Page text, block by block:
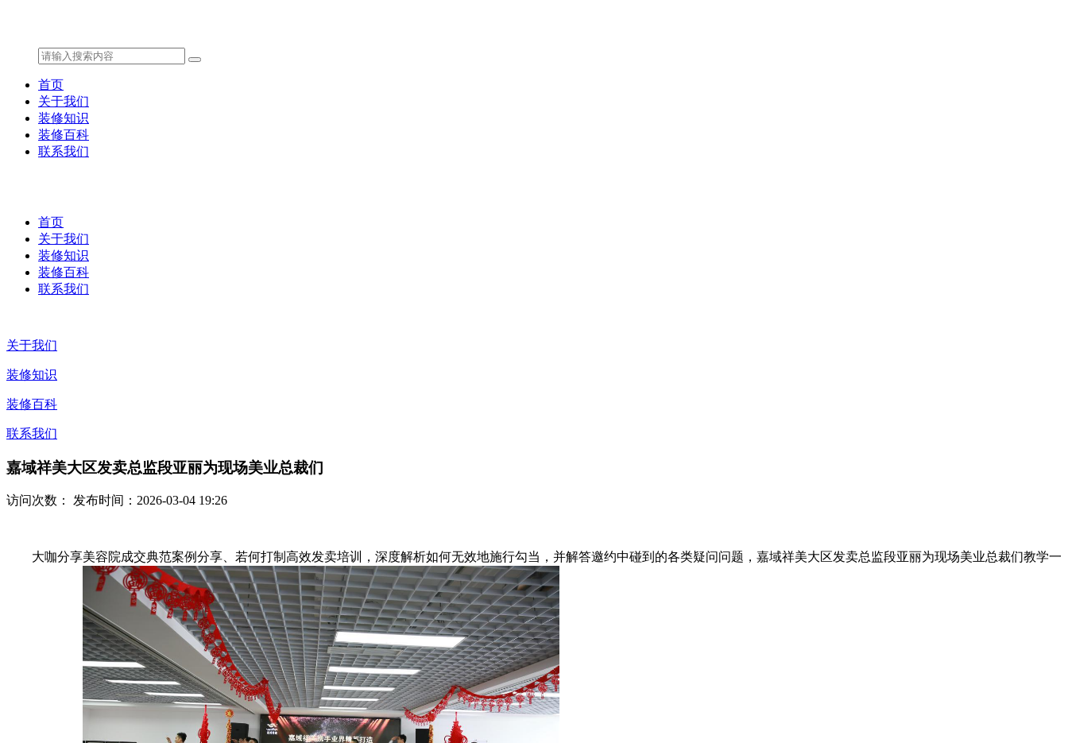
首页
关于我们
装修知识
装修百科
联系我们
首页
关于我们
装修知识
装修百科
联系我们
关于我们
装修知识
装修百科
联系我们
嘉域祥美大区发卖总监段亚丽为现场美业总裁们
访问次数： 发布时间：2026-03-04 19:26
大咖分享美容院成交典范案例分享、若何打制高效发卖培训，深度解析如何无效地施行勾当，并解答邀约中碰到的各类疑问问题，嘉域祥美大区发卖总监段亚丽为现场美业总裁们教学一